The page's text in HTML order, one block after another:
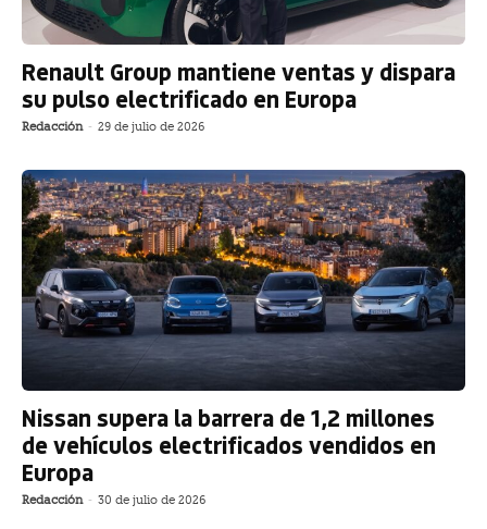
Renault Group mantiene ventas y dispara
su pulso electrificado en Europa
Redacción - 29 de julio de 2026
Nissan supera la barrera de 1,2 millones
de vehículos electrificados vendidos en
Europa
Redacción - 30 de julio de 2026